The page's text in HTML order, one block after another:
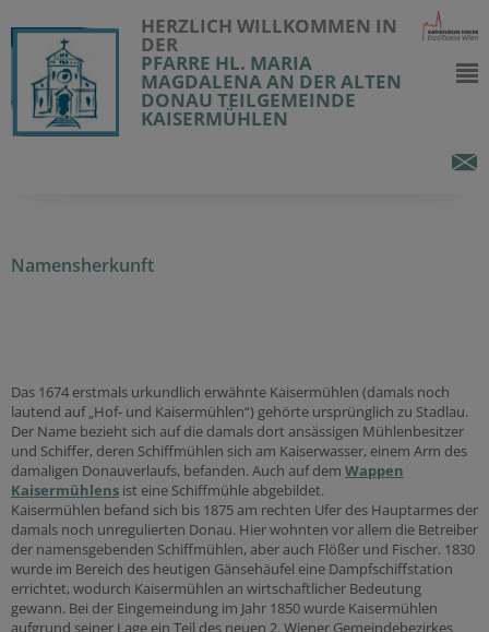
HERZLICH WILLKOMMEN IN
DER
PFARRE HL. MARIA
MAGDALENA AN DER ALTEN
DONAU TEILGEMEINDE
KAISERMÜHLEN
Namensherkunft
Das 1674 erstmals urkundlich erwähnte Kaisermühlen (damals noch
lautend auf „Hof- und Kaisermühlen“) gehörte ursprünglich zu Stadlau.
Der Name bezieht sich auf die damals dort ansässigen Mühlenbesitzer
und Schiffer, deren Schiffmühlen sich am Kaiserwasser, einem Arm des
damaligen Donauverlaufs, befanden. Auch auf dem Wappen
Kaisermühlens ist eine Schiffmühle abgebildet.
Kaisermühlen befand sich bis 1875 am rechten Ufer des Hauptarmes der
damals noch unregulierten Donau. Hier wohnten vor allem die Betreiber
der namensgebenden Schiffmühlen, aber auch Flößer und Fischer. 1830
wurde im Bereich des heutigen Gänsehäufel eine Dampfschiffstation
errichtet, wodurch Kaisermühlen an wirtschaftlicher Bedeutung
gewann. Bei der Eingemeindung im Jahr 1850 wurde Kaisermühlen
aufgrund seiner Lage ein Teil des neuen 2. Wiener Gemeindebezirkes